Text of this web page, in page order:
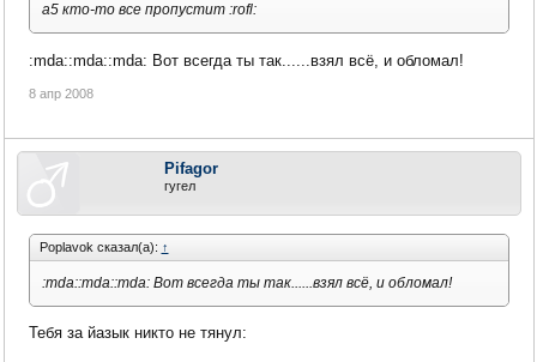
а5 кто-то все пропустит :rofl:
:mda::mda::mda: Вот всегда ты так......взял всё, и обломал!
8 апр 2008
Pifagor
гугел
Poplavok сказал(а): ↑
:mda::mda::mda: Вот всегда ты так......взял всё, и обломал!
Тебя за йазык никто не тянул: